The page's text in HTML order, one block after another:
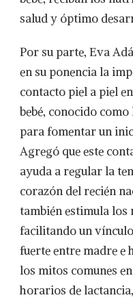
salud y óptimo
Por su parte, Eva
en su ponencia la
contacto piel a piel
bebé, conocido
para fomentar un
Agregó que este
ayuda a regular la
corazón del recién
también estimula los
facilitando un
fuerte entre madre e
los mitos comunes
horarios de